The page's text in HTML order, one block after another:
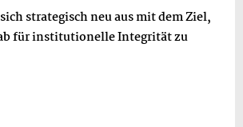
strategisch neu aus mit dem Ziel,
für institutionelle Integrität zu